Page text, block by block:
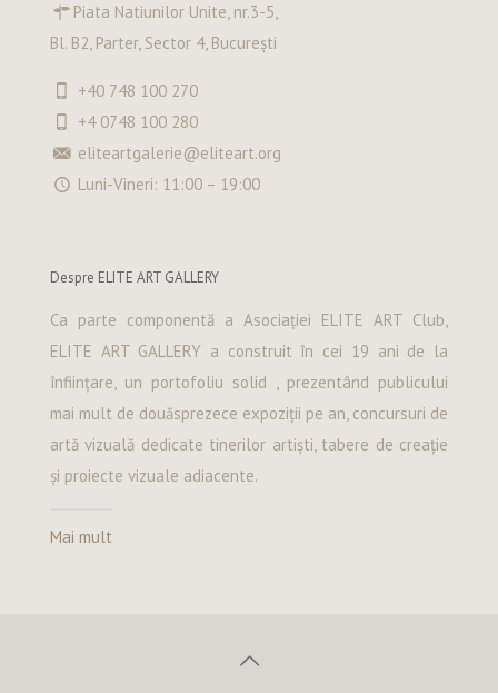
Piata Natiunilor Unite, nr.3-5,
Bl. B2, Parter, Sector 4, București
+40 748 100 270
+4 0748 100 280
eliteartgalerie@eliteart.org
Luni-Vineri: 11:00 – 19:00
Despre ELITE ART GALLERY
Ca parte componentă a Asociației ELITE ART Club,
ELITE ART GALLERY a construit în cei 19 ani de la
înființare, un portofoliu solid , prezentând publicului
mai mult de douăsprezece expoziții pe an, concursuri de
artă vizuală dedicate tinerilor artiști, tabere de creație
și proiecte vizuale adiacente.
Mai mult